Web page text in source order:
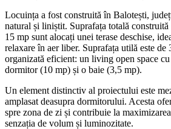
Locuința a fost construită în Balotești,
natural și liniștit. Suprafața totală
15 mp sunt alocați unei terase deschise,
relaxare în aer liber. Suprafața utilă este de
organizată eficient: un living open space
dormitor (10 mp) și o baie (3,5 mp).
Un element distinctiv al proiectului este
amplasat deasupra dormitorului. Acesta
spre zona de zi și contribuie la
senzația de volum și luminozitate.